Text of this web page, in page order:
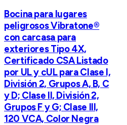
Bocina para lugares
peligrosos Vibratone®
con carcasa para
exteriores Tipo 4X,
Certificado CSA Listado
por UL y cUL para Clase I,
División 2, Grupos A, B, C
y D; Clase II, División 2,
Grupos F y G; Clase III,
120 VCA, Color Negra